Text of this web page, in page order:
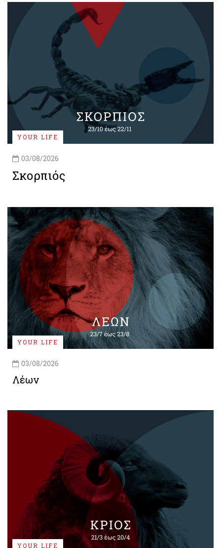
YOUR LIFE
03/08/2026
Σκορπιός
YOUR LIFE
03/08/2026
Λέων
YOUR LIFE